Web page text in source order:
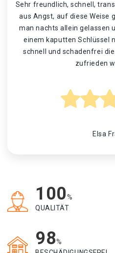
Sehr freundlich, schnell,
aus Angst, auf diese Weise
man nachts allein gelassen
einem kaputten Schlüssel
schnell und schadenfrei
zufrieden
Elsa
100%
QUALITÄT
98%